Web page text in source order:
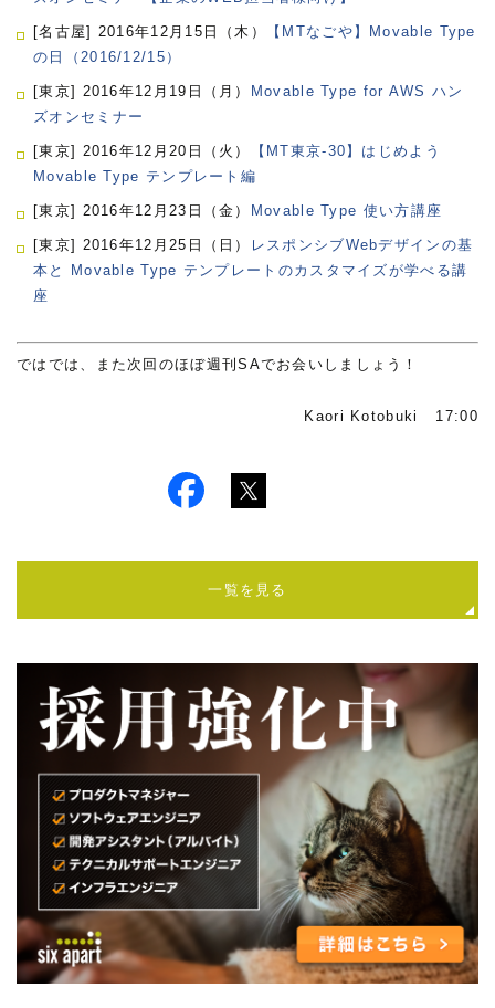
[名古屋] 2016年12月15日（木）
【MTなごや】Movable Type
の日（2016/12/15）
[東京] 2016年12月19日（月）
Movable Type for AWS ハン
ズオンセミナー
[東京] 2016年12月20日（火）
【MT東京-30】はじめよう
Movable Type テンプレート編
[東京] 2016年12月23日（金） Movable Type 使い方講座
[東京] 2016年12月25日（日）
レスポンシブWebデザインの基
本と Movable Type テンプレートのカスタマイズが学べる講
座
ではでは、また次回のほぼ週刊SAでお会いしましょう！
Kaori Kotobuki 17:00
一覧を見る